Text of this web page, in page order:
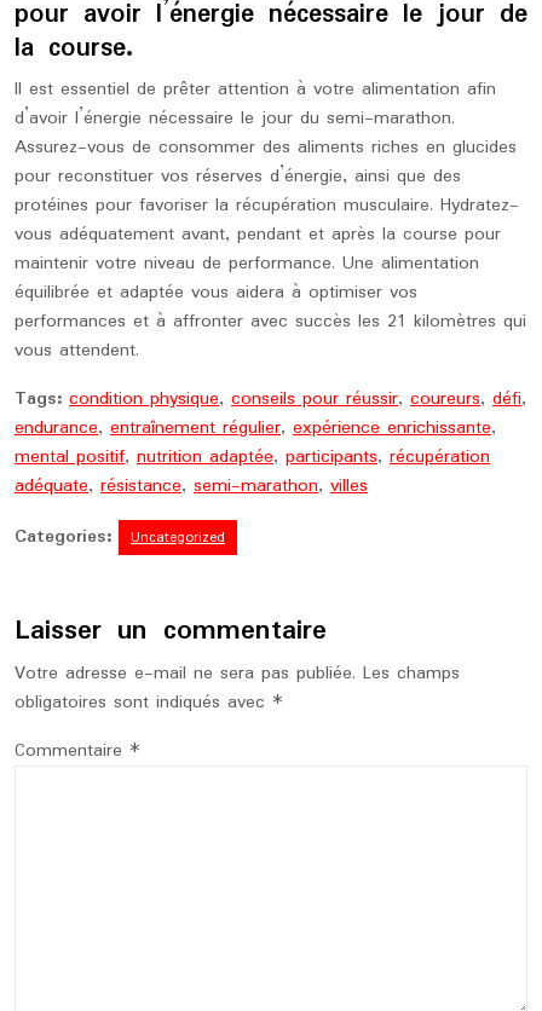
pour avoir l’énergie nécessaire le jour de
la course.
Il est essentiel de prêter attention à votre alimentation afin
d’avoir l’énergie nécessaire le jour du semi-marathon.
Assurez-vous de consommer des aliments riches en glucides
pour reconstituer vos réserves d’énergie, ainsi que des
protéines pour favoriser la récupération musculaire. Hydratez-
vous adéquatement avant, pendant et après la course pour
maintenir votre niveau de performance. Une alimentation
équilibrée et adaptée vous aidera à optimiser vos
performances et à affronter avec succès les 21 kilomètres qui
vous attendent.
Tags: condition physique, conseils pour réussir, coureurs, défi,
endurance, entraînement régulier, expérience enrichissante,
mental positif, nutrition adaptée, participants, récupération
adéquate, résistance, semi-marathon, villes
Categories:
Uncategorized
Laisser un commentaire
Votre adresse e-mail ne sera pas publiée. Les champs
obligatoires sont indiqués avec *
Commentaire *